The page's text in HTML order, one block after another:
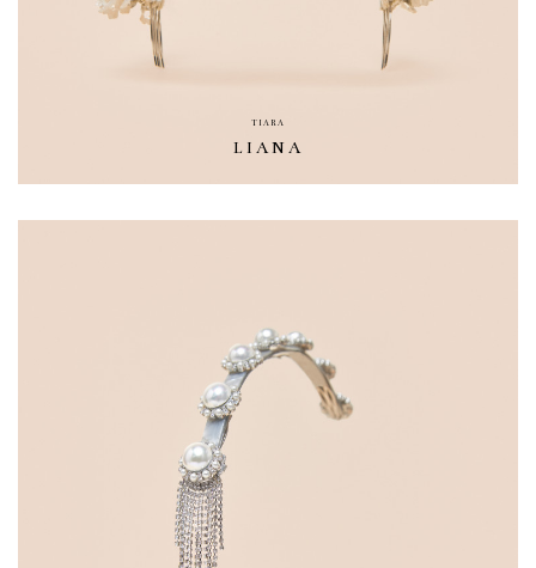
TIARA
LIANA